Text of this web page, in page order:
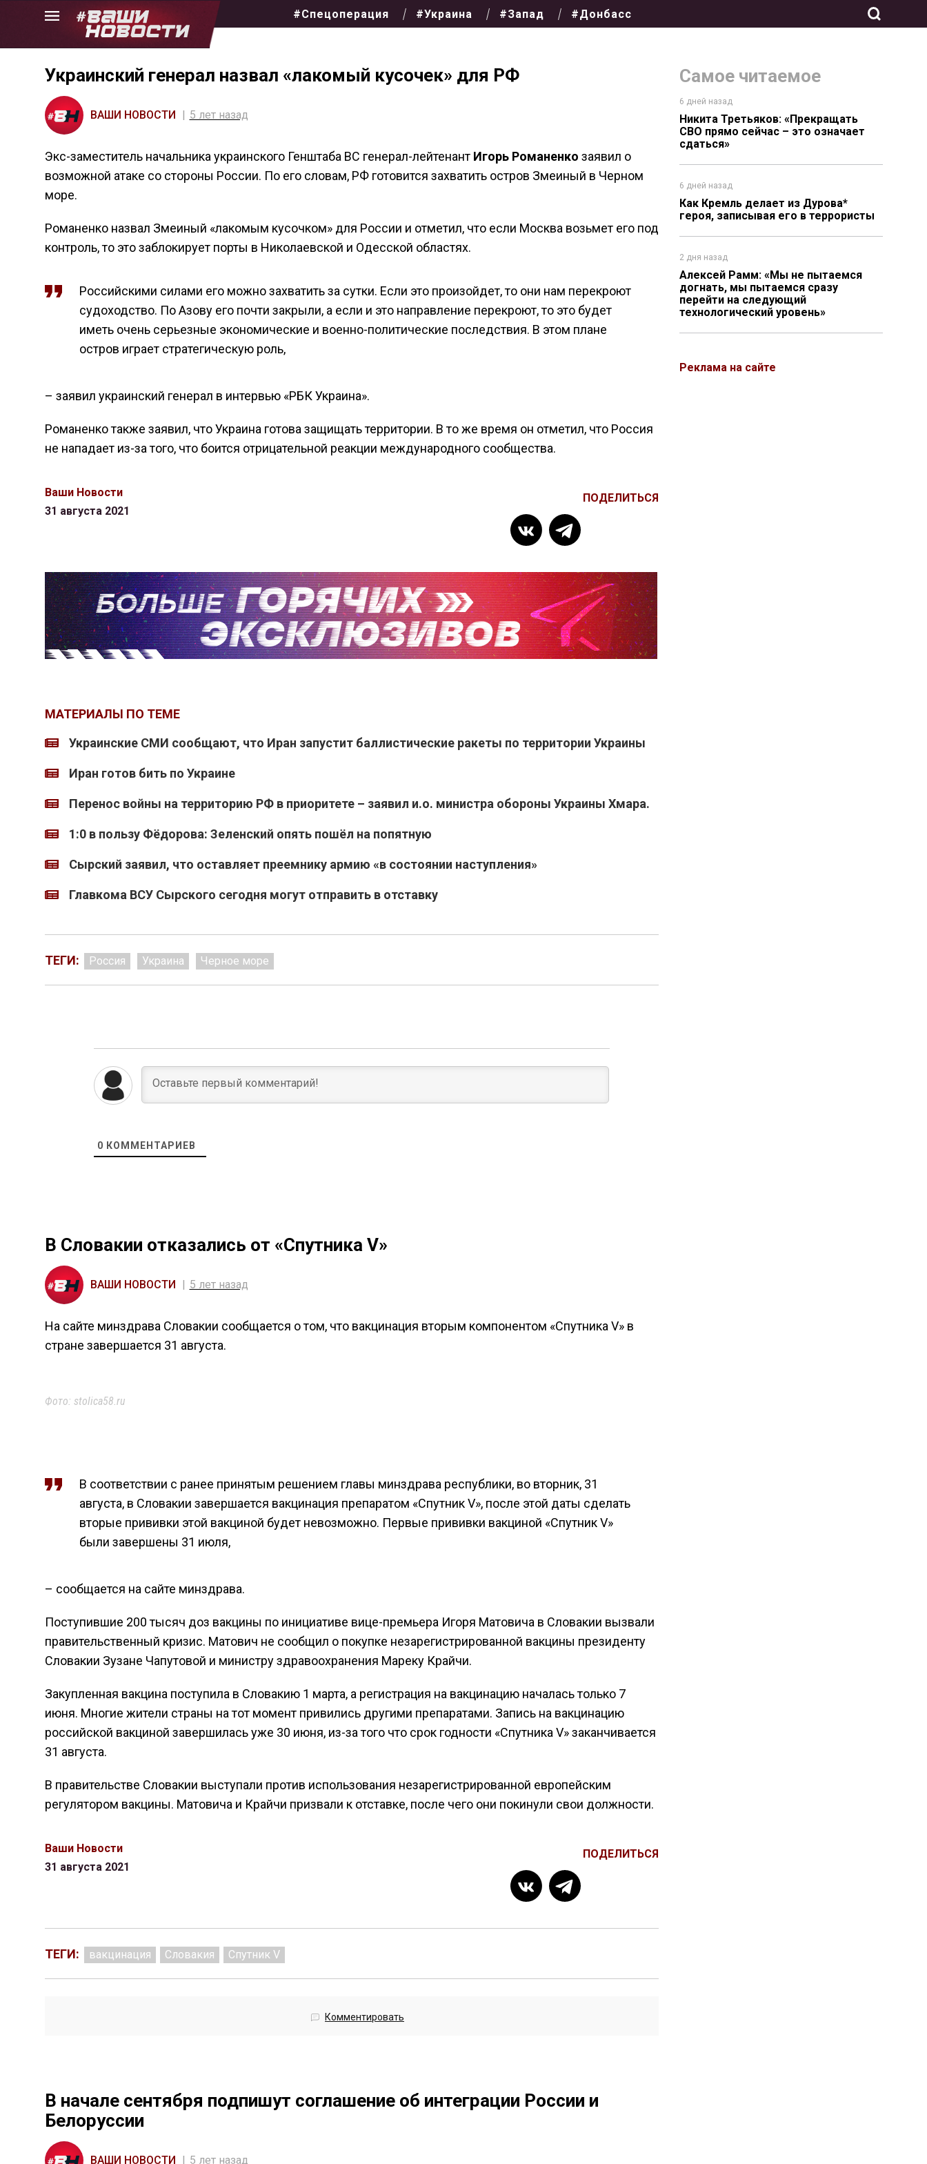
Skip
#Спецоперация #Украина #Запад #Донбасс
Самое читаемое
6 дней назад
Никита Третьяков: «Прекращать
СВО прямо сейчас – это означает
сдаться»
6 дней назад
Как Кремль делает из Дурова*
героя, записывая его в террористы
2 дня назад
Алексей Рамм: «Мы не пытаемся
догнать, мы пытаемся сразу
перейти на следующий
технологический уровень»
Реклама на сайте
Украинский генерал назвал «лакомый кусочек» для РФ
ВАШИ НОВОСТИ 5 лет назад
Экс-заместитель начальника украинского Генштаба ВС генерал-лейтенант Игорь Романенко заявил о
возможной атаке со стороны России. По его словам, РФ готовится захватить остров Змеиный в Черном
море.
Романенко назвал Змеиный «лакомым кусочком» для России и отметил, что если Москва возьмет его под
контроль, то это заблокирует порты в Николаевской и Одесской областях.
Российскими силами его можно захватить за сутки. Если это произойдет, то они нам перекроют
судоходство. По Азову его почти закрыли, а если и это направление перекроют, то это будет
иметь очень серьезные экономические и военно-политические последствия. В этом плане
остров играет стратегическую роль,
– заявил украинский генерал в интервью «РБК Украина».
Романенко также заявил, что Украина готова защищать территории. В то же время он отметил, что Россия
не нападает из-за того, что боится отрицательной реакции международного сообщества.
Ваши Новости
31 августа 2021
ПОДЕЛИТЬСЯ
МАТЕРИАЛЫ ПО ТЕМЕ
Украинские СМИ сообщают, что Иран запустит баллистические ракеты по территории Украины
Иран готов бить по Украине
Перенос войны на территорию РФ в приоритете – заявил и.о. министра обороны Украины Хмара.
1:0 в пользу Фёдорова: Зеленский опять пошёл на попятную
Сырский заявил, что оставляет преемнику армию «в состоянии наступления»
Главкома ВСУ Сырского сегодня могут отправить в отставку
ТЕГИ: Россия Украина Черное море
0 КОММЕНТАРИЕВ
В Словакии отказались от «Спутника V»
ВАШИ НОВОСТИ 5 лет назад
На сайте минздрава Словакии сообщается о том, что вакцинация вторым компонентом «Спутника V» в
стране завершается 31 августа.
Фото: stolica58.ru
В соответствии с ранее принятым решением главы минздрава республики, во вторник, 31
августа, в Словакии завершается вакцинация препаратом «Спутник V», после этой даты сделать
вторые прививки этой вакциной будет невозможно. Первые прививки вакциной «Спутник V»
были завершены 31 июля,
– сообщается на сайте минздрава.
Поступившие 200 тысяч доз вакцины по инициативе вице-премьера Игоря Матовича в Словакии вызвали
правительственный кризис. Матович не сообщил о покупке незарегистрированной вакцины президенту
Словакии Зузане Чапутовой и министру здравоохранения Мареку Крайчи.
Закупленная вакцина поступила в Словакию 1 марта, а регистрация на вакцинацию началась только 7
июня. Многие жители страны на тот момент привились другими препаратами. Запись на вакцинацию
российской вакциной завершилась уже 30 июня, из-за того что срок годности «Спутника V» заканчивается
31 августа.
В правительстве Словакии выступали против использования незарегистрированной европейским
регулятором вакцины. Матовича и Крайчи призвали к отставке, после чего они покинули свои должности.
Ваши Новости
31 августа 2021
ПОДЕЛИТЬСЯ
ТЕГИ: вакцинация Словакия Спутник V
Комментировать
В начале сентября подпишут соглашение об интеграции России и
Белоруссии
ВАШИ НОВОСТИ 5 лет назад